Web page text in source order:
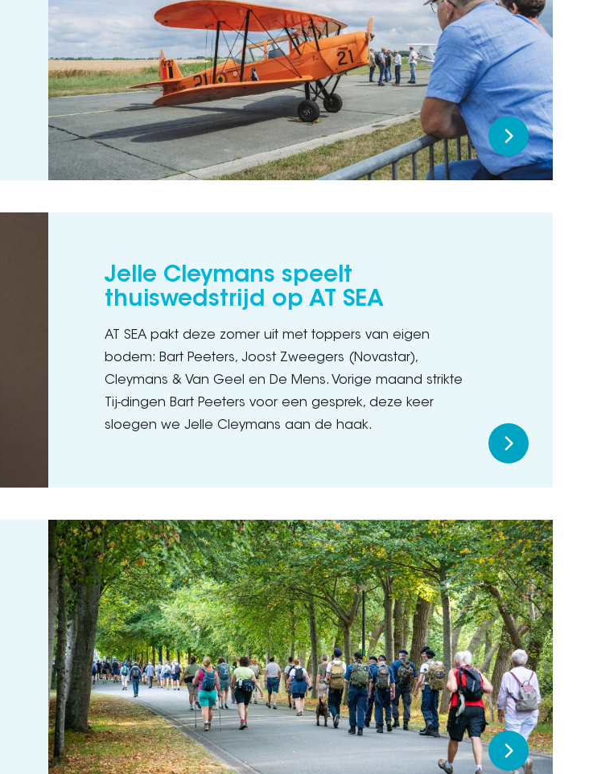
Jelle Cleymans speelt
thuiswedstrijd op AT SEA
AT SEA pakt deze zomer uit met toppers van eigen
bodem: Bart Peeters, Joost Zweegers (Novastar),
Cleymans & Van Geel en De Mens. Vorige maand strikte
Tij-dingen Bart Peeters voor een gesprek, deze keer
sloegen we Jelle Cleymans aan de haak.